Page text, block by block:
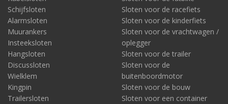
Schijfsloten
Alarmsloten
Muurankers
Insteeksloten
Hangsloten
Discussloten
Wielklem
Kingpin
Trailersloten
Sloten voor de racefiets
Sloten voor de kinderfiets
Sloten voor de vrachtwagen /
oplegger
Sloten voor de trailer
Sloten voor de
buitenboordmotor
Sloten voor de bouw
Sloten voor een container